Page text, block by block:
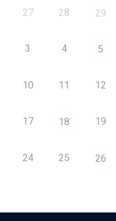
27 28 29
3 4 5
10 11 12
17 18 19
24 25 26